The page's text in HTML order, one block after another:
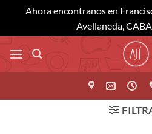
Ahora encontranos en
Avellaneda, CABA
Saltar
al
contenido